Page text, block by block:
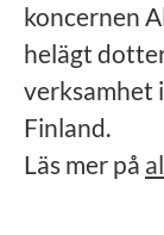
koncernen
helägt
verksamhet
Finland.
Läs mer på